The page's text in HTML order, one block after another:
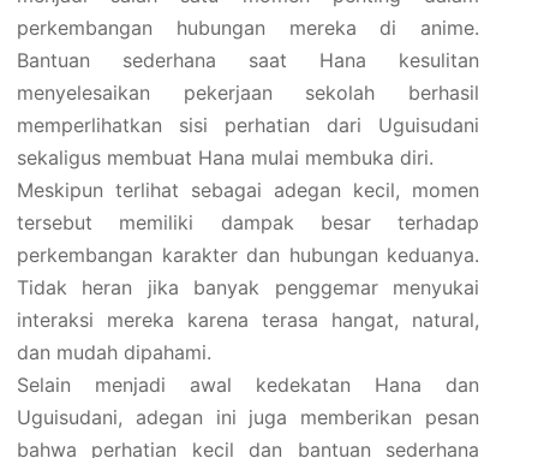
perkembangan hubungan mereka di anime.
Bantuan sederhana saat Hana kesulitan
menyelesaikan pekerjaan sekolah berhasil
memperlihatkan sisi perhatian dari Uguisudani
sekaligus membuat Hana mulai membuka diri.
Meskipun terlihat sebagai adegan kecil, momen
tersebut memiliki dampak besar terhadap
perkembangan karakter dan hubungan keduanya.
Tidak heran jika banyak penggemar menyukai
interaksi mereka karena terasa hangat, natural,
dan mudah dipahami.
Selain menjadi awal kedekatan Hana dan
Uguisudani, adegan ini juga memberikan pesan
bahwa perhatian kecil dan bantuan sederhana